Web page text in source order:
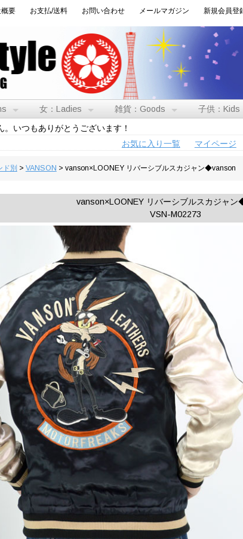
要 お支払/送料 お問い合わせ メールマガジン 新規会員登
女：Ladies 雑貨：Goods 子供：Kids
いつもありがとうございます！
お気に入り一覧
マイページ
ド別 > VANSON > vanson×LOONEY リバーシブルスカジャン◆vanson
vanson×LOONEY リバーシブルスカジャ
VSN-M02273